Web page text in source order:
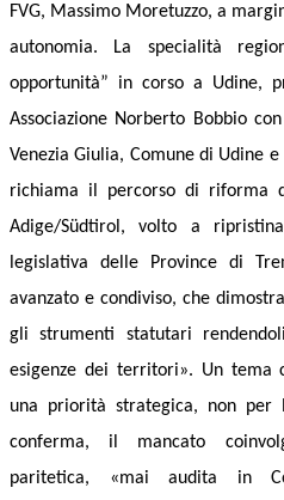
FVG, Massimo Moretuzzo, a
autonomia. La specialità
opportunità” in corso a Udine,
Associazione Norberto Bobbio
Venezia Giulia, Comune di Udine
richiama il percorso di riforma
Adige/Südtirol, volto a
legislativa delle Province di
avanzato e condiviso, che
gli strumenti statutari
esigenze dei territori». Un tema
una priorità strategica, non per
conferma, il mancato
paritetica, «mai audita in